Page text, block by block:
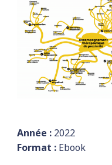
Année : 2022
Format : Ebook